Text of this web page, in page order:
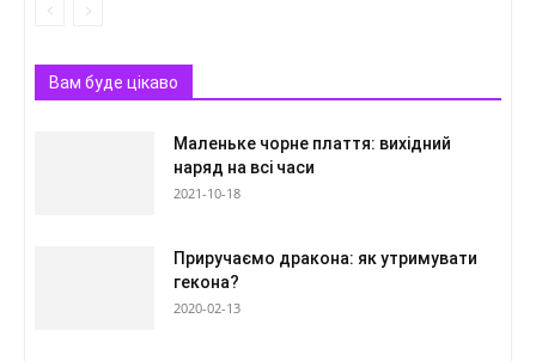
Вам буде цікаво
Маленьке чорне плаття: вихідний
наряд на всі часи
2021-10-18
Приручаємо дракона: як утримувати
гекона?
2020-02-13